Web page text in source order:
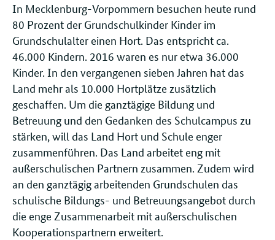
In Mecklenburg-Vorpommern besuchen heute rund
80 Prozent der Grundschulkinder Kinder im
Grundschulalter einen Hort. Das entspricht ca.
46.000 Kindern. 2016 waren es nur etwa 36.000
Kinder. In den vergangenen sieben Jahren hat das
Land mehr als 10.000 Hortplätze zusätzlich
geschaffen. Um die ganztägige Bildung und
Betreuung und den Gedanken des Schulcampus zu
stärken, will das Land Hort und Schule enger
zusammenführen. Das Land arbeitet eng mit
außerschulischen Partnern zusammen. Zudem wird
an den ganztägig arbeitenden Grundschulen das
schulische Bildungs- und Betreuungsangebot durch
die enge Zusammenarbeit mit außerschulischen
Kooperationspartnern erweitert.